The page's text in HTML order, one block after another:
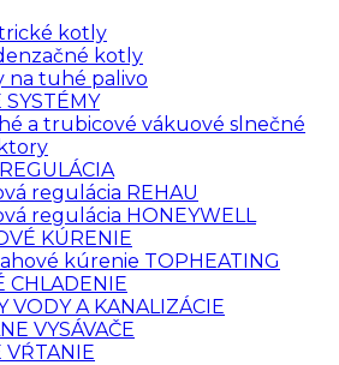
kotly
kotly
na tuhé palivo
SYSTÉMY
a trubicové vákuové slnečné
regulácia REHAU
regulácia HONEYWELL
KÚRENIE
kúrenie TOPHEATING
CHLADENIE
VODY A KANALIZÁCIE
VYSÁVAČE
VŔTANIE